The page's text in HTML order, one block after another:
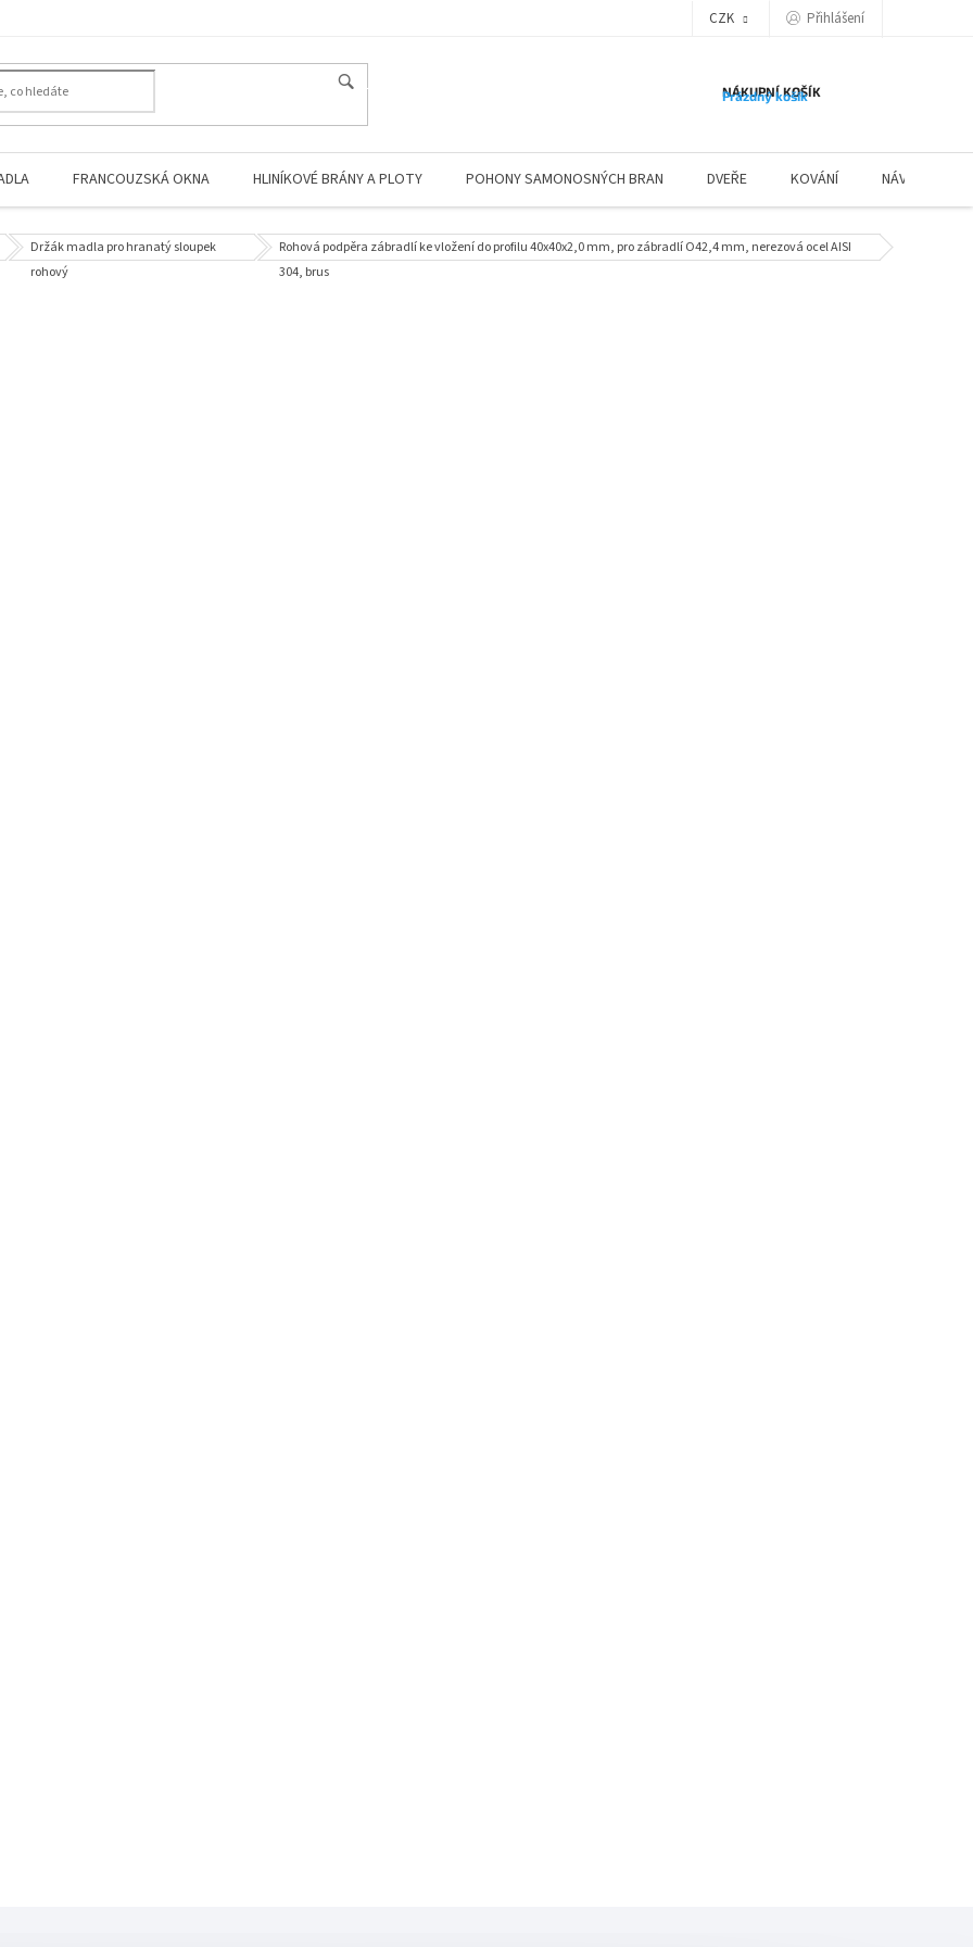
CZK Přihlášení
NÁKUPNÍ KOŠÍK
Prázdný košík
FRANCOUZSKÁ OKNA HLINÍKOVÉ BRÁNY A PLOTY POHONY SAMONOSNÝCH BRAN DVEŘE KOVÁNÍ NÁVODY
Držák madla pro hranatý sloupek
rohový
Rohová podpěra zábradlí ke vložení do profilu 40x40x2,0 mm, pro zábradlí O42,4 mm, nerezová ocel AISI
304, brus